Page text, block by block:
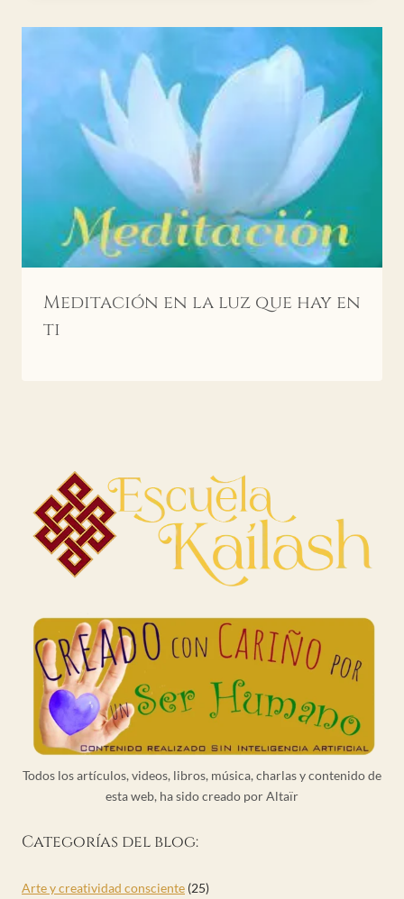
Meditación en la luz que hay en
ti
Todos los artículos, videos, libros, música, charlas y contenido de
esta web, ha sido creado por Altaïr
Categorías del blog:
Arte y creatividad consciente (25)